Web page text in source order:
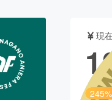
舞台・パフォーマンス
現
245%